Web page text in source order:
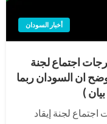
أخبار السودان
اجتماع لجنة
ان السودان ربما
)
لجنة إيقاد